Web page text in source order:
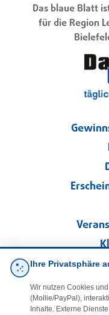
Das blaue Blatt
für die Region
Ihre Privatsphäre
Wir nutzen Cookies
(Mollie/PayPal),
Inhalte. Externe